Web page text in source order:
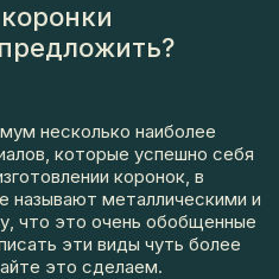
несколько наиболее
которые успешно себя
коронок, в
называют металлическими и
что это очень обобщенные
эти виды чуть более
это сделаем.